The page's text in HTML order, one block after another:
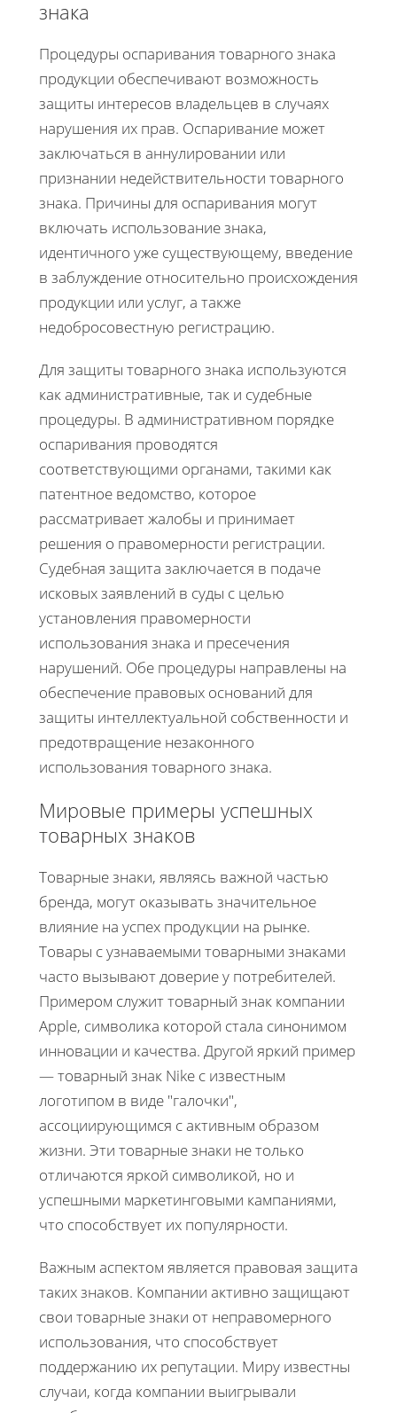
знака
Процедуры оспаривания товарного знака
продукции обеспечивают возможность
защиты интересов владельцев в случаях
нарушения их прав. Оспаривание может
заключаться в аннулировании или
признании недействительности товарного
знака. Причины для оспаривания могут
включать использование знака,
идентичного уже существующему, введение
в заблуждение относительно происхождения
продукции или услуг, а также
недобросовестную регистрацию.
Для защиты товарного знака используются
как административные, так и судебные
процедуры. В административном порядке
оспаривания проводятся
соответствующими органами, такими как
патентное ведомство, которое
рассматривает жалобы и принимает
решения о правомерности регистрации.
Судебная защита заключается в подаче
исковых заявлений в суды с целью
установления правомерности
использования знака и пресечения
нарушений. Обе процедуры направлены на
обеспечение правовых оснований для
защиты интеллектуальной собственности и
предотвращение незаконного
использования товарного знака.
Мировые примеры успешных
товарных знаков
Товарные знаки, являясь важной частью
бренда, могут оказывать значительное
влияние на успех продукции на рынке.
Товары с узнаваемыми товарными знаками
часто вызывают доверие у потребителей.
Примером служит товарный знак компании
Apple, символика которой стала синонимом
инновации и качества. Другой яркий пример
— товарный знак Nike с известным
логотипом в виде "галочки",
ассоциирующимся с активным образом
жизни. Эти товарные знаки не только
отличаются яркой символикой, но и
успешными маркетинговыми кампаниями,
что способствует их популярности.
Важным аспектом является правовая защита
таких знаков. Компании активно защищают
свои товарные знаки от неправомерного
использования, что способствует
поддержанию их репутации. Миру известны
случаи, когда компании выигрывали